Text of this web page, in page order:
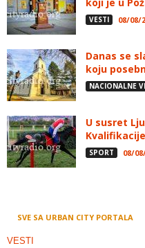
VESTI 08/08/
Danas se
koju
NACIONALNE
U susret
SPORT 08/
SVE SA URBAN CITY PORTALA
VESTI